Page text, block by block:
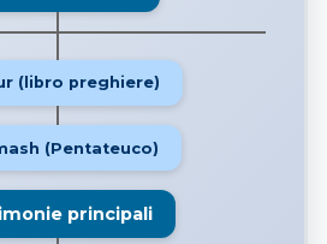
(libro preghiere)
(Pentateuco)
principali